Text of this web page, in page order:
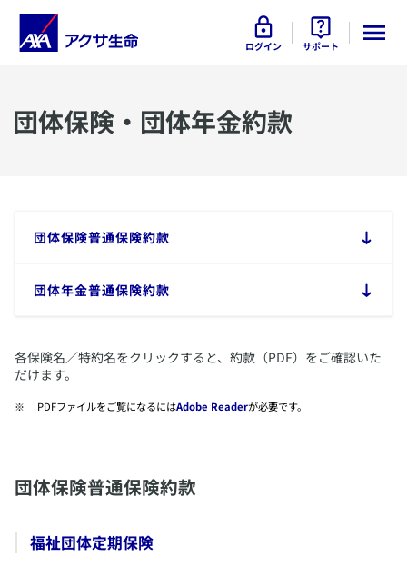
ログイン サポート
​団体保険・団体年金約款
​団体保険普通保険約款
​団体年金普通保険約款
​各保険名／特約名をクリックすると、約款（PDF）をご確認いた
だけます。
​PDFファイルをご覧になるにはAdobe Readerが必要です。
​団体保険普通保険約款
​福祉団体定期保険